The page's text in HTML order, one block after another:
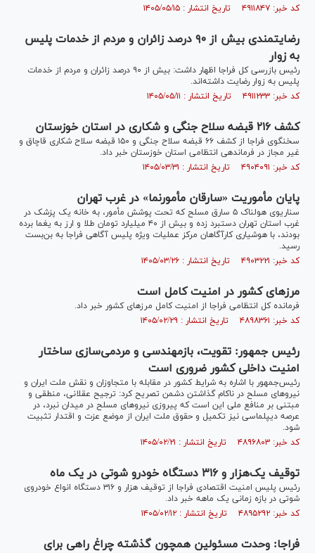
کد خبر: ۴۹۱۱۸۴۷ تاریخ انتشار : ۱۴۰۵/۰۵/۱۵
رضایتمندی بیش از ۹۰ درصد زائران و مردم از خدمات پلیس
به زوار
رئیس بازرسی کل فراجا اظهار داشت: بیش از ۹۰ درصد زائران و مردم از خدمات
پلیس به زوار رضایت داشته‌اند.
کد خبر: ۴۹۱۱۲۳۳ تاریخ انتشار : ۱۴۰۵/۰۵/۱۱
کشف ۲۱۶ قبضه سلاح جنگی و شکاری در استان خوزستان
سخنگوی فراجا از کشف ۶۶ قبضه سلاح جنگی و ۱۵۰ قبضه سلاح شکاری قاچاق و
غیر مجاز در فرماندهی انتظامی استان خوزستان خبر داد.
کد خبر: ۴۹۰۴۰۹۱ تاریخ انتشار : ۱۴۰۵/۰۳/۳۱
پایان مأموریت «سارقان مأمورنما» در غرب تهران
سناریوی هولناک ۵ سارق مسلح که تحت پوشش مأمور، به خانه یک پزشک در
غرب استان تهران دستبرد زده و بیش از ۴۰ میلیارد تومان طلا و ارز به یغما برده
بودند، با هوشیاری کارآگاهان مرکز عملیات ویژه پلیس آگاهی فراجا به بن‌بست
رسید.
کد خبر: ۴۹۰۳۲۲۱ تاریخ انتشار : ۱۴۰۵/۰۳/۲۶
مرز‌های کشور در امنیت کامل است
فرمانده کل انتظامی فراجا از امنیت کامل مرز‌های کشور خبر داد.
کد خبر: ۴۸۹۸۳۶۱ تاریخ انتشار : ۱۴۰۵/۰۲/۲۹
رئیس جمهور: تقویت، بازمهندسی و مردمی‌سازی ساختار
امنیت داخلی کشور ضروری است
رئیس‌جمهور با اشاره به شرایط کشور در مقابله با متجاوزان و نقش ملت ایران و
نیرو‌های مسلح در ناکام گذاشتن دشمن تصریح کرد: ترجیح عقلانی، منطقی و
مبتنی بر منافع ملی این است که پیروزی نیرو‌های مسلح در میدان نبرد، در
عرصه دیپلماسی نیز تکمیل و حقوق ملت ایران از موضع عزت و اقتدار تثبیت
شود.
کد خبر: ۴۸۹۶۸۰۳ تاریخ انتشار : ۱۴۰۵/۰۲/۲۱
توقیف یک‌هزار و ۳۱۶ دستگاه خودرو شوتی در یک ماه
رئیس پلیس امنیت اقتصادی فراجا از توقیف هزار و ۳۱۶ دستگاه انواع خودروی
شوتی در بازه زمانی یک ماهه خبر داد.
کد خبر: ۴۸۹۵۲۹۲ تاریخ انتشار : ۱۴۰۵/۰۲/۱۲
فراجا: وحدت مسئولین همچون گذشته چراغ راهی برای